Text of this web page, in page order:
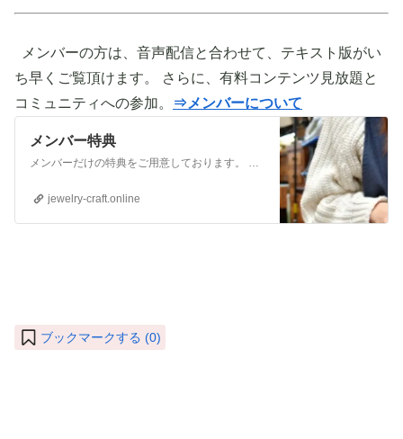
メンバーの方は、音声配信と合わせて、テキスト版がい
ち早くご覧頂けます。 さらに、有料コンテンツ見放題と
コミュニティへの参加。
⇒メンバーについて
メンバー特典
メンバーだけの特典をご用意しております。 ぜひご活用頂き、ご自身の活動に役立てて下さい。 ⇒メンバーについて詳しく見てみる メンバーになる （） ①有料コンテンツが見放題！ ジュエリー制作に関する情報やビジネス情報やブランディングに関する情
jewelry-craft.online
ブックマークする (0)